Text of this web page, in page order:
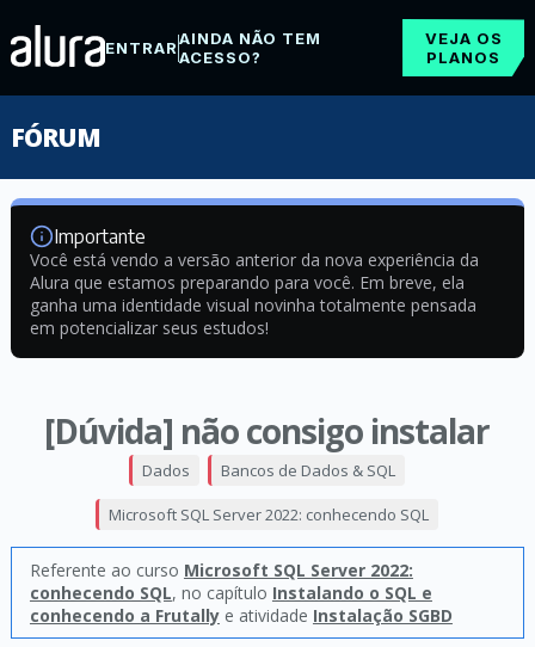
ENTRARAINDA NÃO TEM
ACESSO?
VEJA OS
PLANOS
FÓRUM
Importante
Você está vendo a versão anterior da nova experiência da
Alura que estamos preparando para você. Em breve, ela
ganha uma identidade visual novinha totalmente pensada
em potencializar seus estudos!
[Dúvida] não consigo instalar
Dados Bancos de Dados & SQL
Microsoft SQL Server 2022: conhecendo SQL
Referente ao curso Microsoft SQL Server 2022:
conhecendo SQL, no capítulo Instalando o SQL e
conhecendo a Frutallye atividade Instalação SGBD